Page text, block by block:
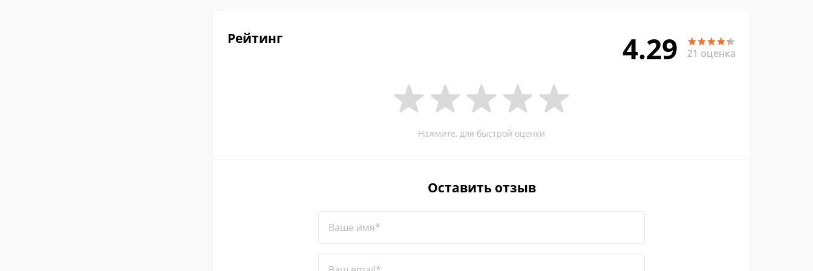
Рейтинг 4.29 21 оценка
Нажмите, для быстрой оценки
Оставить отзыв
Ваше имя*